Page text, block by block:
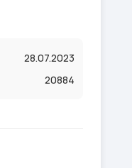
28.07.2023
20884